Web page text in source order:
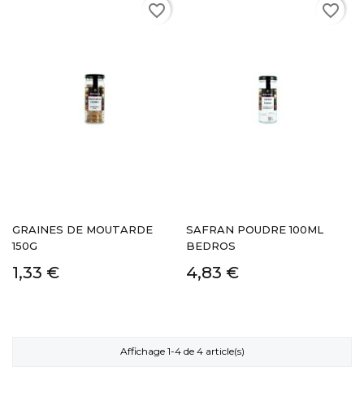
GRAINES DE MOUTARDE
150G
1,33 €
favorite_border
SAFRAN POUDRE 100ML
BEDROS
4,83 €
favorite_border
Affichage 1-4 de 4 article(s)